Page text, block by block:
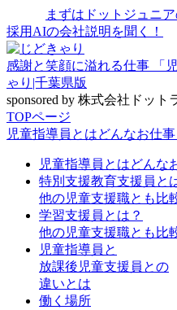
まずはドットジュニ
採用AIの会社説明を聞く！
感謝と笑顔に溢れる仕事 「
ゃり|千葉県版
sponsored by 株式会社ドット
TOPページ
児童指導員とはどんなお仕事
児童指導員とはどんな
特別支援教育支援員と
他の児童支援職とも比
学習支援員とは？
他の児童支援職とも比
児童指導員と
放課後児童支援員との
違いとは
働く場所